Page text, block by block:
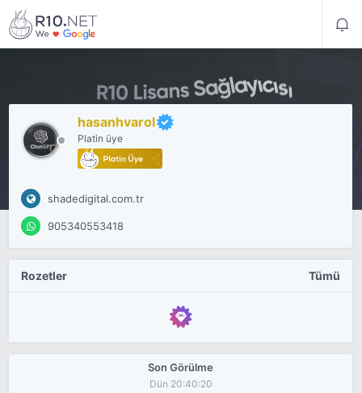
hasanhvarol
Platin üye
shadedigital.com.tr
905340553418
Rozetler Tümü
Son Görülme
Dün 20:40:20